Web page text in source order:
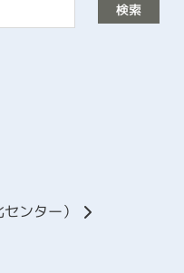
検索
ンター）